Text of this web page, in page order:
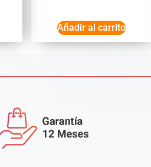
Añadir al carrito